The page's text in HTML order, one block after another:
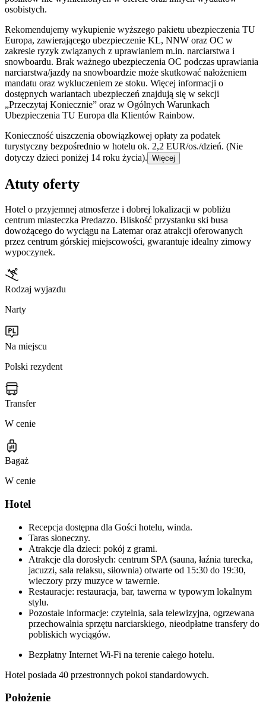
osobistych.
Rekomendujemy wykupienie wyższego pakietu ubezpieczenia TU
Europa, zawierającego ubezpieczenie KL, NNW oraz OC w
zakresie ryzyk związanych z uprawianiem m.in. narciarstwa i
snowboardu. Brak ważnego ubezpieczenia OC podczas uprawiania
narciarstwa/jazdy na snowboardzie może skutkować nałożeniem
mandatu oraz wykluczeniem ze stoku. Więcej informacji o
dostępnych wariantach ubezpieczeń znajdują się w sekcji
„Przeczytaj Koniecznie” oraz w Ogólnych Warunkach
Ubezpieczenia TU Europa dla Klientów Rainbow.
Konieczność uiszczenia obowiązkowej opłaty za podatek
turystyczny bezpośrednio w hotelu ok. 2,2 EUR/os./dzień. (Nie
dotyczy dzieci poniżej 14 roku życia). Więcej
Atuty oferty
Hotel o przyjemnej atmosferze i dobrej lokalizacji w pobliżu
centrum miasteczka Predazzo. Bliskość przystanku ski busa
dowożącego do wyciągu na Latemar oraz atrakcji oferowanych
przez centrum górskiej miejscowości, gwarantuje idealny zimowy
wypoczynek.
Rodzaj wyjazdu
Narty
Na miejscu
Polski rezydent
Transfer
W cenie
Bagaż
W cenie
Hotel
Recepcja dostępna dla Gości hotelu, winda.
Taras słoneczny.
Atrakcje dla dzieci: pokój z grami.
Atrakcje dla dorosłych: centrum SPA (sauna, łaźnia turecka,
jacuzzi, sala relaksu, siłownia) otwarte od 15:30 do 19:30,
wieczory przy muzyce w tawernie.
Restauracje: restauracja, bar, tawerna w typowym lokalnym
stylu.
Pozostałe informacje: czytelnia, sala telewizyjna, ogrzewana
przechowalnia sprzętu narciarskiego, nieodpłatne transfery do
pobliskich wyciągów.
Bezpłatny Internet Wi-Fi na terenie całego hotelu.
Hotel posiada 40 przestronnych pokoi standardowych.
Położenie